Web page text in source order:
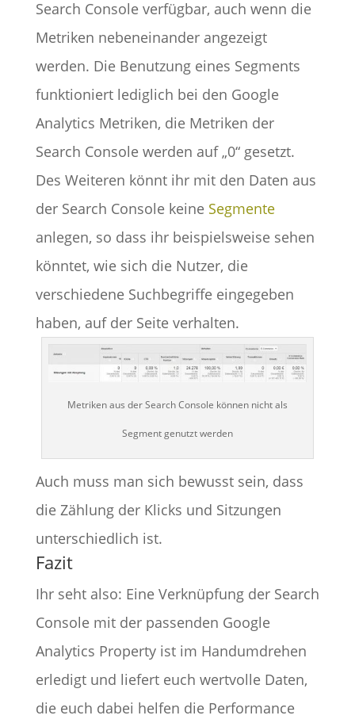
Search Console verfügbar, auch wenn die
Metriken nebeneinander angezeigt
werden. Die Benutzung eines Segments
funktioniert lediglich bei den Google
Analytics Metriken, die Metriken der
Search Console werden auf „0“ gesetzt.
Des Weiteren könnt ihr mit den Daten aus
der Search Console keine Segmente
anlegen, so dass ihr beispielsweise sehen
könntet, wie sich die Nutzer, die
verschiedene Suchbegriffe eingegeben
haben, auf der Seite verhalten.
Metriken aus der Search Console können nicht als
Segment genutzt werden
Auch muss man sich bewusst sein, dass
die Zählung der Klicks und Sitzungen
unterschiedlich ist.
Fazit
Ihr seht also: Eine Verknüpfung der Search
Console mit der passenden Google
Analytics Property ist im Handumdrehen
erledigt und liefert euch wertvolle Daten,
die euch dabei helfen die Performance